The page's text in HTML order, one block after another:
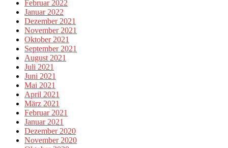
Februar 2022
Januar 2022
Dezember 2021
November 2021
Oktober 2021
September 2021
August 2021
Juli 2021
Juni 2021
Mai 2021
April 2021
März 2021
Februar 2021
Januar 2021
Dezember 2020
November 2020